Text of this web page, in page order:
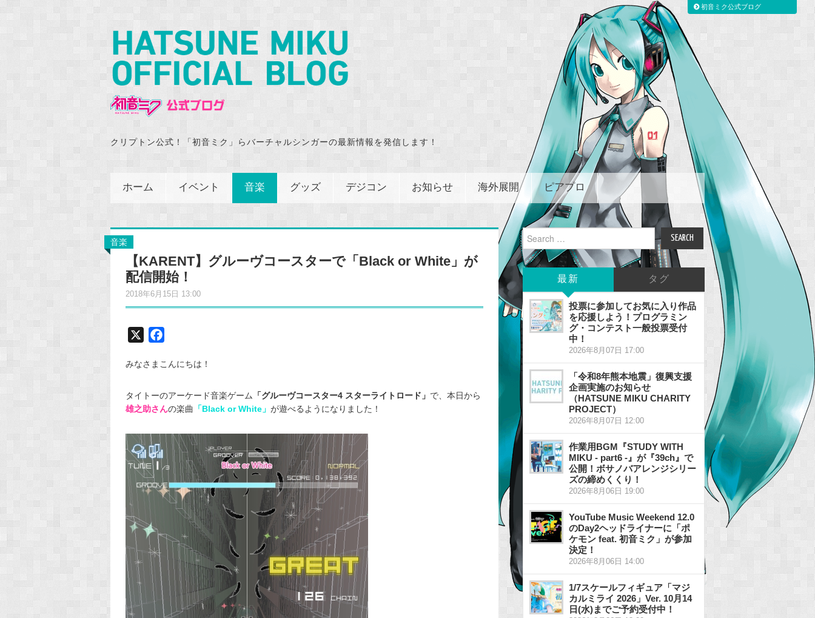
クリプトン公式！「初音ミク」らバーチャルシンガーの最新情報を発信します！
ホーム イベント 音楽 グッズ デジコン お知らせ 海外展開 ピアプロ
音楽
【KARENT】グルーヴコースターで「Black or White」が
配信開始！
2018年6月15日 13:00
c
b
o
k
みなさまこんにちは！
タイトーのアーケード音楽ゲーム 「グルーヴコースター4 スターライトロード」 で、本日から
雄之助さんの楽曲 「Black or White」 が遊べるようになりました！
Search
for:
最新 タグ
投票に参加してお気に入り作品
を応援しよう！プログラミン
グ・コンテスト一般投票受付
中！
2026年8月07日 17:00
「令和8年熊本地震」復興支援
企画実施のお知らせ
（HATSUNE MIKU CHARITY
PROJECT）
2026年8月07日 12:00
作業用BGM『STUDY WITH
MIKU - part6 -』が『39ch』で
公開！ボサノバアレンジシリー
ズの締めくくり！
2026年8月06日 19:00
YouTube Music Weekend 12.0
のDay2ヘッドライナーに「ポ
ケモン feat. 初音ミク」が参加
決定！
2026年8月06日 14:00
1/7スケールフィギュア「マジ
カルミライ 2026」Ver. 10月14
日(水)までご予約受付中！
初音ミク公式ブログ